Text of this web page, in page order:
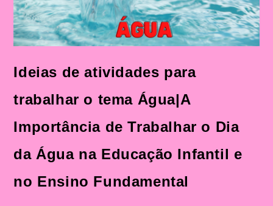
Ideias de atividades para
trabalhar o tema Água|A
Importância de Trabalhar o Dia
da Água na Educação Infantil e
no Ensino Fundamental